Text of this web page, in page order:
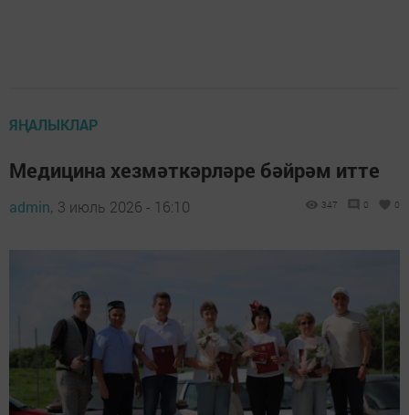
ЯҢАЛЫКЛАР
Медицина хезмәткәрләре бәйрәм итте
admin, 3 июль 2026 - 16:10 347 0 0